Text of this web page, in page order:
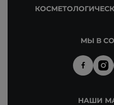
МЫ В
НАШИ